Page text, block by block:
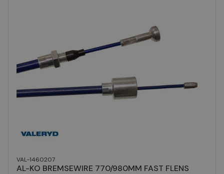
VAL-1460207
AL-KO BREMSEWIRE 770/980MM FAST FLENS